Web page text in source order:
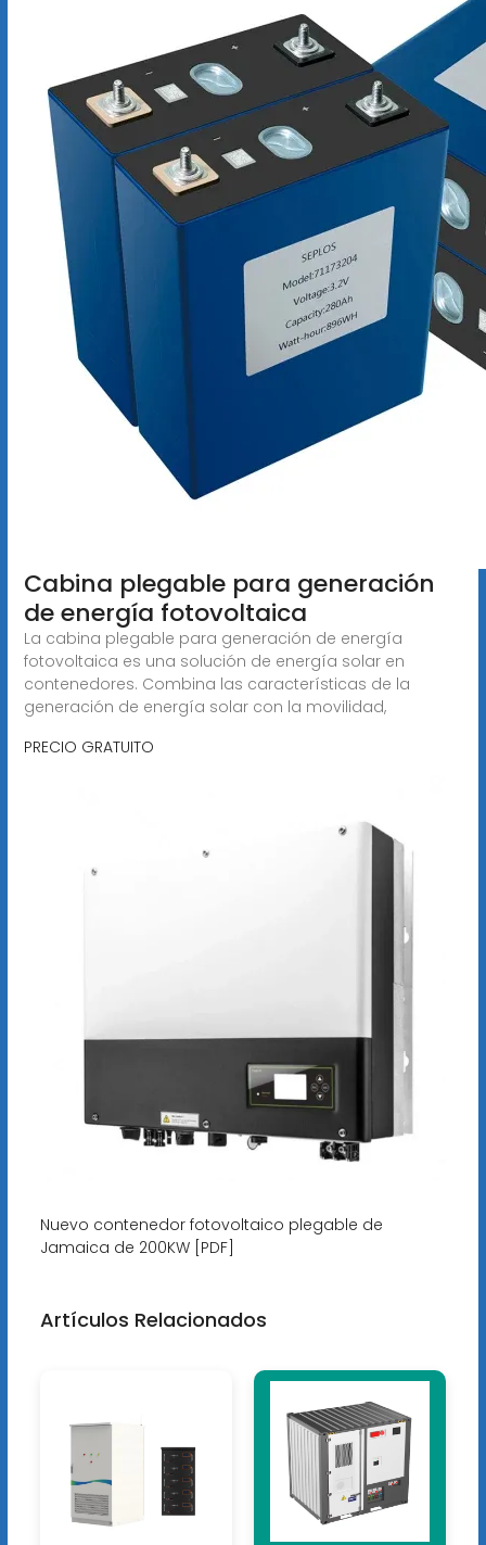
Cabina plegable para generación
de energía fotovoltaica
La cabina plegable para generación de energía
fotovoltaica es una solución de energía solar en
contenedores. Combina las características de la
generación de energía solar con la movilidad,
PRECIO GRATUITO
Nuevo contenedor fotovoltaico plegable de
Jamaica de 200KW [PDF]
Artículos Relacionados